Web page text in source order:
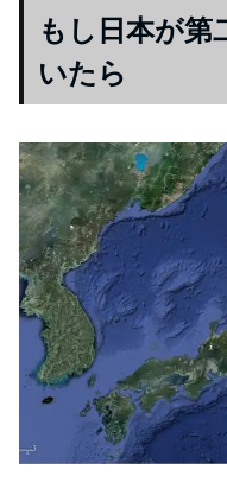
もし日本が第
いたら